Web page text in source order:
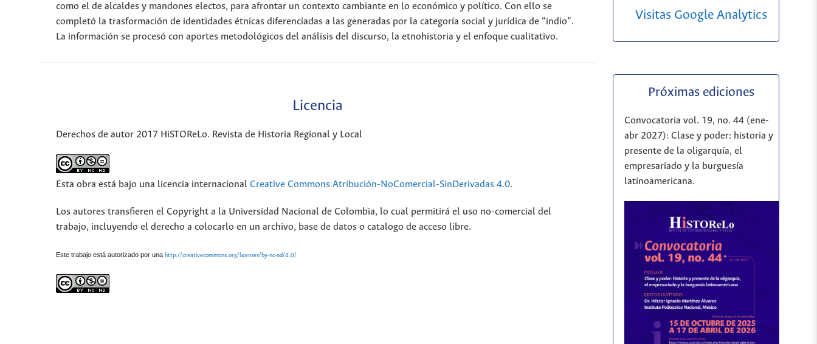
como el de alcaldes y mandones electos, para afrontar un contexto cambiante en lo económico y político. Con ello se
completó la trasformación de identidades étnicas diferenciadas a las generadas por la categoría social y jurídica de “indio”.
La información se procesó con aportes metodológicos del análisis del discurso, la etnohistoria y el enfoque cualitativo.
Licencia
Derechos de autor 2017 HiSTOReLo. Revista de Historia Regional y Local
Esta obra está bajo una licencia internacional Creative Commons Atribución-NoComercial-SinDerivadas 4.0.
Los autores transfieren el Copyright a la Universidad Nacional de Colombia, lo cual permitirá el uso no-comercial del
trabajo, incluyendo el derecho a colocarlo en un archivo, base de datos o catalogo de acceso libre.
Este trabajo está autorizado por una http://creativecommons.org/licenses/by-nc-nd/4.0/
Visitas Google Analytics
Próximas ediciones
Convocatoria vol. 19, no. 44 (ene-
abr 2027): Clase y poder: historia y
presente de la oligarquía, el
empresariado y la burguesía
latinoamericana.